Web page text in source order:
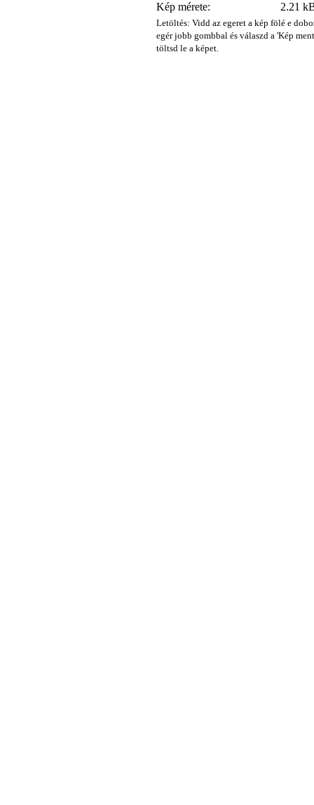
Kép mérete:
2.21
Letöltés: Vidd az egeret a kép fölé e
egér jobb gombbal és válaszd a 'Kép
töltsd le a képet.